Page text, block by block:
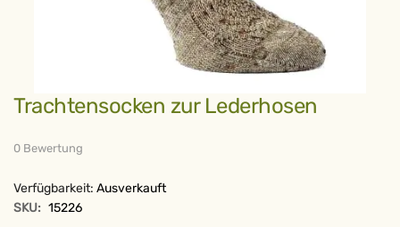
Zum
Anfang
springen
Trachtensocken zur Lederhosen
0 Bewertung
Verfügbarkeit: Ausverkauft
SKU: 15226